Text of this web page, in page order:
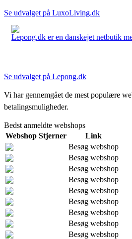
Se udvalget på LuxoLiving.dk
Lepong.dk er en danskejet netbutik
Se udvalget på Lepong.dk
Vi har gennemgået de mest populære
betalingsmuligheder.
Bedst anmeldte webshops
Webshop Stjerner
Link
Besøg webshop
Besøg webshop
Besøg webshop
Besøg webshop
Besøg webshop
Besøg webshop
Besøg webshop
Besøg webshop
Besøg webshop